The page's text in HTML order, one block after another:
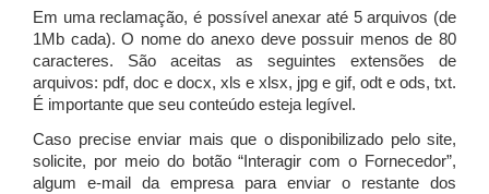
Em uma reclamação, é possível anexar até 5 arquivos (de
1Mb cada). O nome do anexo deve possuir menos de 80
caracteres. São aceitas as seguintes extensões de
arquivos: pdf, doc e docx, xls e xlsx, jpg e gif, odt e ods, txt.
É importante que seu conteúdo esteja legível.
Caso precise enviar mais que o disponibilizado pelo site,
solicite, por meio do botão “Interagir com o Fornecedor”,
algum e-mail da empresa para enviar o restante dos